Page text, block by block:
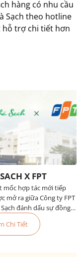
hàng có nhu cầu
Sạch theo hotline
hỗ trợ chi tiết hơn
mốc hợp tác mới tiếp
mở ra giữa Công ty FPT
đánh dấu sự đồng
hai doanh nghiệp cùng
những tiêu chuẩn vận
đại, chuyên nghiệp và
X FPT
Chi Tiết